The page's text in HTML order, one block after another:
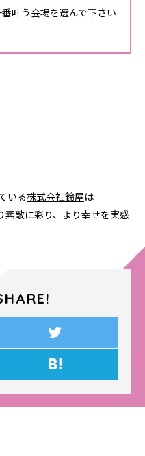
叶う会場を選んで下さい
いる株式会社鈴屋は
素敵に彩り、より幸せを実感